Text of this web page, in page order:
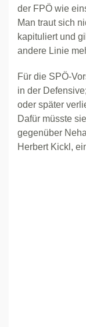
der FPÖ wie
Man traut sich
kapituliert und
andere Linie
Für die SPÖ-
in der
oder später
Dafür müsste
gegenüber
Herbert Kickl,